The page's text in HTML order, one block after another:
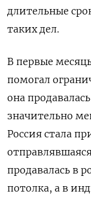
длительные
таких дел.
В первые
помогал
она
значительно
Россия стала
продавалась в
потолка, а в